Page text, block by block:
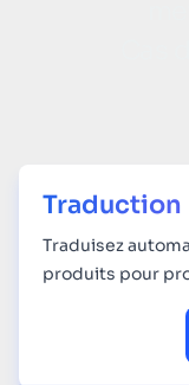
Traduction
Traduisez
produits pour